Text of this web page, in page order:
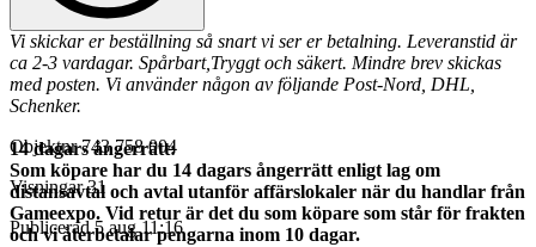
Vi skickar er beställning så snart vi ser er betalning. Leveranstid är
ca 2-3 vardagar. Spårbart,Tryggt och säkert. Mindre brev skickas
med posten. Vi använder någon av följande Post-Nord, DHL,
Schenker.
14 dagars ångerrätt:
Som köpare har du 14 dagars ångerrätt enligt lag om
distansavtal och avtal utanför affärslokaler när du handlar från
Gameexpo. Vid retur är det du som köpare som står för frakten
och vi återbetalar pengarna inom 10 dagar.
Objektnr 743 758 004
Visningar 31
Publicerad 5 aug 11:16